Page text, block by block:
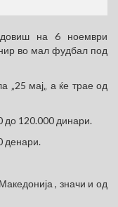
на 6 ноември
во мал фудбал под
„25 мај„ а ќе трае од
до 120.000 динари.
денари.
, значи и од